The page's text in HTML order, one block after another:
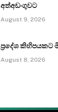
අත්අඩංගුවට
August 9, 2026
ප්‍රදේශ කිහිපයකට
August 8, 2026